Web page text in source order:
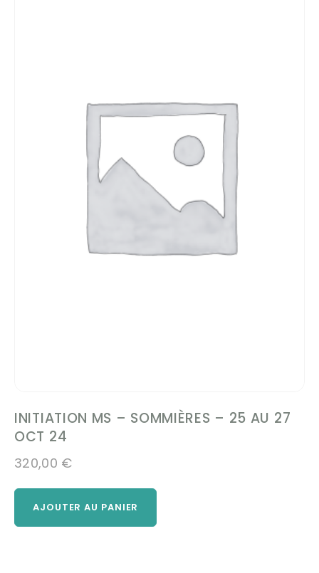
INITIATION MS – SOMMIÈRES – 25 AU 27
OCT 24
320,00 €
AJOUTER AU PANIER